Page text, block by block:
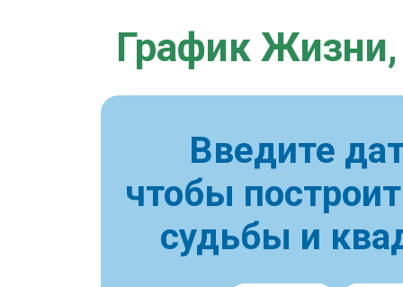
График Жизни,
Введите
чтобы
судьбы и